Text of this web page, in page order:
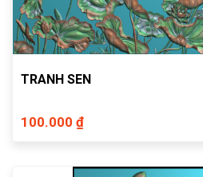
TRANH SEN
100.000 ₫